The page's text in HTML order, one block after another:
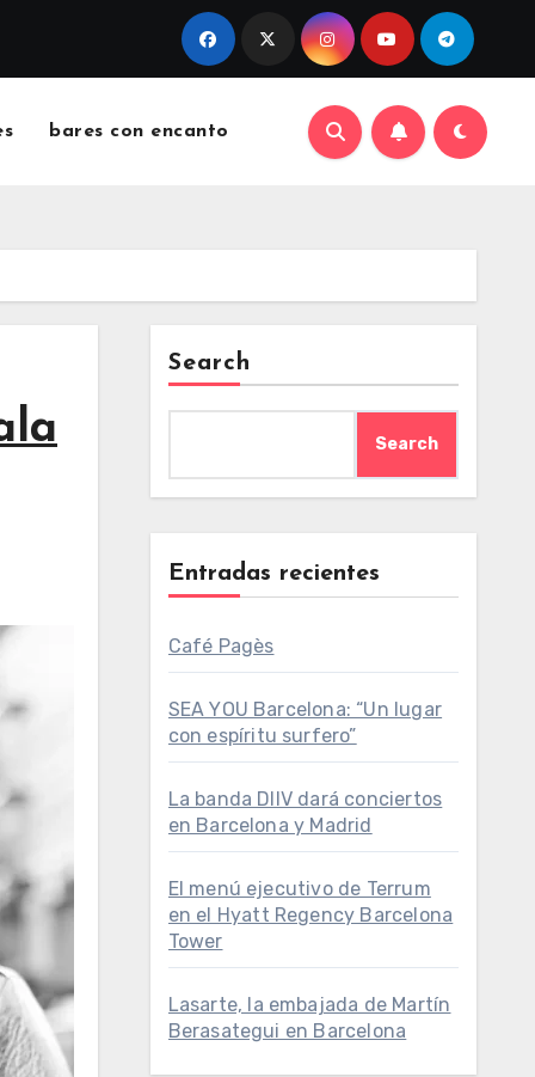
bares con encanto
Search
Search
Entradas recientes
Café Pagès
SEA YOU Barcelona: “Un lugar
con espíritu surfero”
La banda DIIV dará conciertos
en Barcelona y Madrid
El menú ejecutivo de Terrum
en el Hyatt Regency Barcelona
Tower
Lasarte, la embajada de Martín
Berasategui en Barcelona